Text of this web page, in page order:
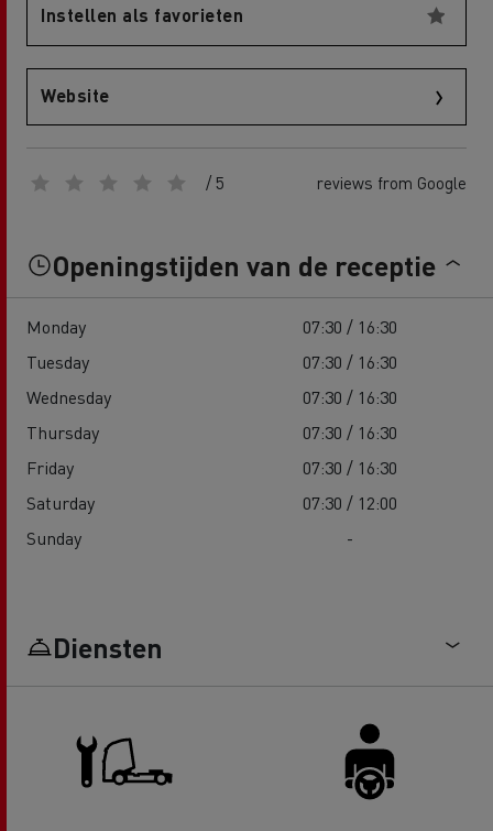
Instellen als favorieten
Website
/ 5 reviews from Google
Openingstijden van de receptie
Monday
07:30 / 16:30
Tuesday
07:30 / 16:30
Wednesday
07:30 / 16:30
Thursday
07:30 / 16:30
Friday
07:30 / 16:30
Saturday
07:30 / 12:00
Sunday
-
Diensten